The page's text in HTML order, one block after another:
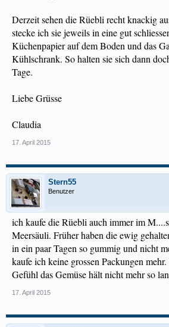
Derzeit sehen die Rüebli recht knackig
stecke ich sie jeweils in eine gut
Küchenpapier auf dem Boden und das
Kühlschrank. So halten sie sich dann
Tage.
Liebe Grüsse
Claudia
17. April 2015
Stern55
Benutzer
ich kaufe die Rüebli auch immer im
Meersäuli. Früher haben die ewig
in ein paar Tagen so gummig und nicht
kaufe ich keine grossen Packungen
Gefühl das Gemüse hält nicht mehr so
17. April 2015